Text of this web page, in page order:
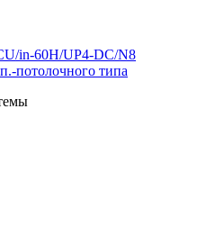
in-60H/UP4-DC/N8
потолочного типа